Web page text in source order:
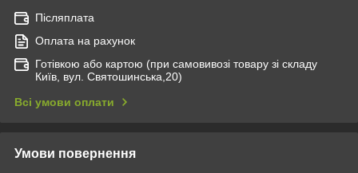
Післяплата
Оплата на рахунок
Готівкою або картою (при самовивозі товару зі складу
Київ, вул. Святошинська,20)
Всі умови оплати
Умови повернення